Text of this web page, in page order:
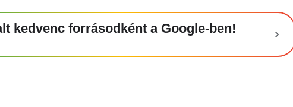
kedvenc forrásodként a Google-ben!